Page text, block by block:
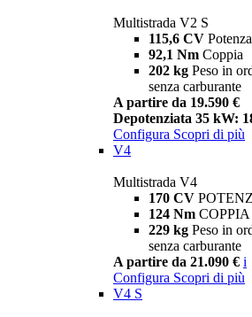
Multistrada V2 S
115,6 CV Potenza
92,1 Nm Coppia
202 kg Peso in
senza carburante
A partire da 19.590 €
Depotenziata 35 kW:
Configura Scopri di più
V4
Multistrada V4
170 CV
124 Nm COPPIA
229 kg Peso in
senza carburante
A partire da 21.090 € i
Configura Scopri di più
V4 S